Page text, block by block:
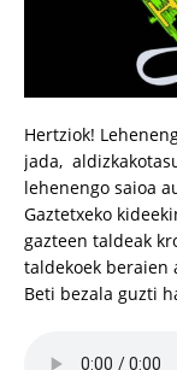
Hertziok!
jada,
lehenengo saioa
Gaztetxeko
gazteen taldeak
taldekoek beraien
Beti bezala guzti